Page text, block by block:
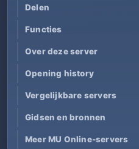
Delen
Functies
Over deze server
Opening history
Vergelijkbare servers
Gidsen en bronnen
Meer MU Online-servers